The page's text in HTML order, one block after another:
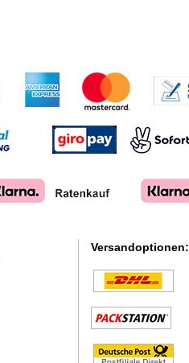
Versandoptionen: